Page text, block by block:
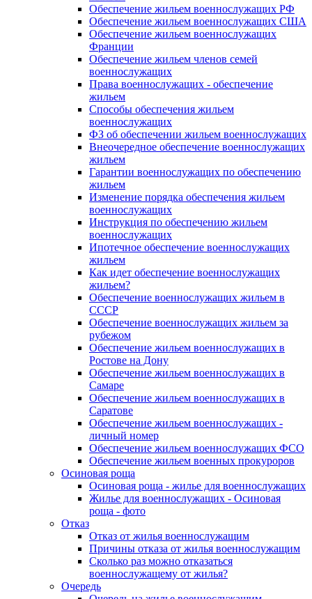
Обеспечение жильем военнослужащих РФ
Обеспечение жильем военнослужащих США
Обеспечение жильем военнослужащих
Франции
Обеспечение жильем членов семей
военнослужащих
Права военнослужащих - обеспечение
жильем
Способы обеспечения жильем
военнослужащих
ФЗ об обеспечении жильем военнослужащих
Внеочередное обеспечение военнослужащих
жильем
Гарантии военнослужащих по обеспечению
жильем
Изменение порядка обеспечения жильем
военнослужащих
Инструкция по обеспечению жильем
военнослужащих
Ипотечное обеспечение военнослужащих
жильем
Как идет обеспечение военнослужащих
жильем?
Обеспечение военнослужащих жильем в
СССР
Обеспечение военнослужащих жильем за
рубежом
Обеспечение жильем военнослужащих в
Ростове на Дону
Обеспечение жильем военнослужащих в
Самаре
Обеспечение жильем военнослужащих в
Саратове
Обеспечение жильем военнослужащих -
личный номер
Обеспечение жильем военнослужащих ФСО
Обеспечение жильем военных прокуроров
Осиновая роща
Осиновая роща - жилье для военнослужащих
Жилье для военнослужащих - Осиновая
роща - фото
Отказ
Отказ от жилья военнослужащим
Причины отказа от жилья военнослужащим
Сколько раз можно отказаться
военнослужащему от жилья?
Очередь